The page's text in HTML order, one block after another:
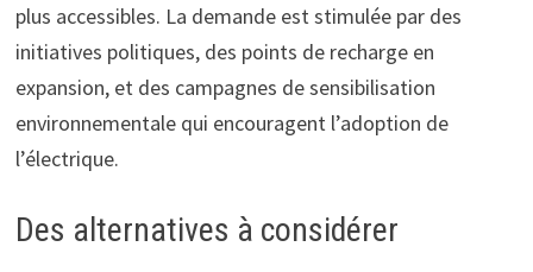
plus accessibles. La demande est stimulée par des
initiatives politiques, des points de recharge en
expansion, et des campagnes de sensibilisation
environnementale qui encouragent l’adoption de
l’électrique.
Des alternatives à considérer